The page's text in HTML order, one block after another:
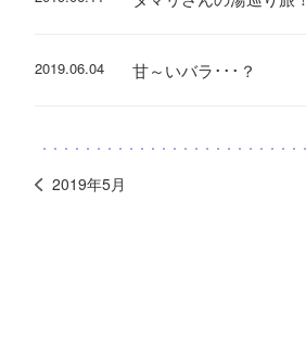
2019.06.04 甘～いバラ･･･？
2019年5月